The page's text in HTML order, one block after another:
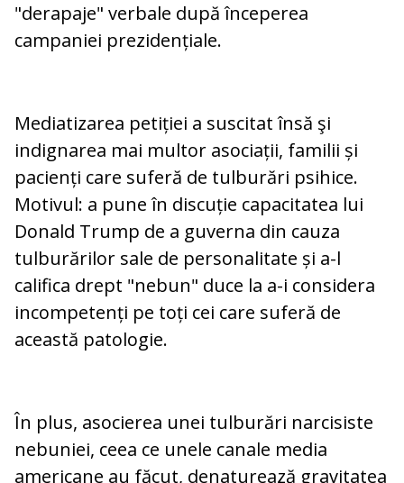
"derapaje" verbale după începerea
campaniei prezidențiale.
Mediatizarea petiției a suscitat însă şi
indignarea mai multor asociații, familii și
pacienți care suferă de tulburări psihice.
Motivul: a pune în discuție capacitatea lui
Donald Trump de a guverna din cauza
tulburărilor sale de personalitate și a-l
califica drept "nebun" duce la a-i considera
incompetenți pe toți cei care suferă de
această patologie.
În plus, asocierea unei tulburări narcisiste
nebuniei, ceea ce unele canale media
americane au făcut, denaturează gravitatea